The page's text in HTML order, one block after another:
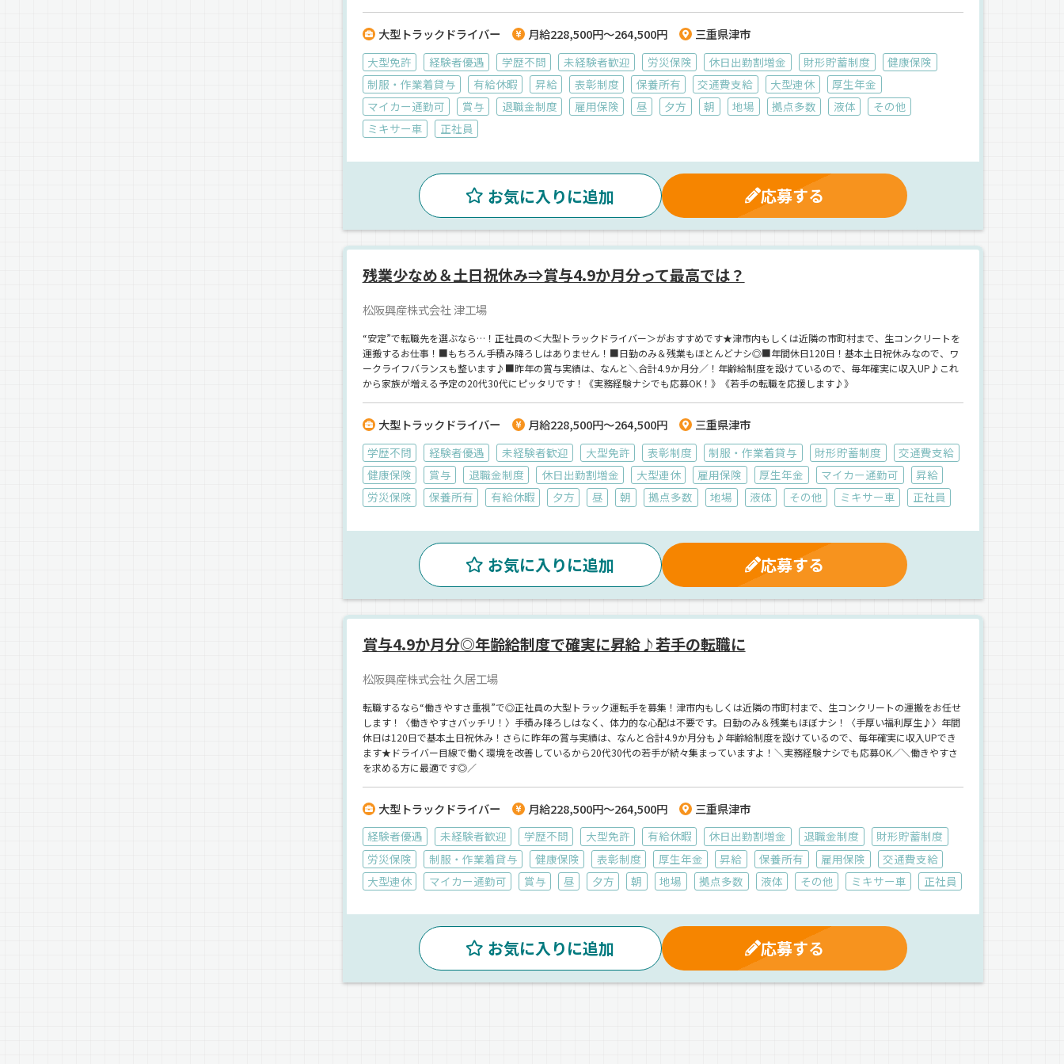
大型トラックドライバー 月給228,500円～264,500円 三重県津市
大型免許 経験者優遇 学歴不問 未経験者歓迎 労災保険 休日出勤割増金 財形貯蓄制度
健康保険
制服・作業着貸与
有給休暇 昇給 表彰制度 保養所有 交通費支給 大型連休
厚生年金
マイカー通勤可
賞与 退職金制度 雇用保険 昼 夕方 朝 地場 拠点多数 液体
その他
ミキサー車
正社員
お気に入りに追加 応募する
残業少なめ＆土日祝休み⇒賞与4.9か月分って最高では？
松阪興産株式会社 津工場
“安定”で転職先を選ぶなら…！正社員の＜大型トラックドライバー＞がおすすめです★津市内もしくは近隣の市町村まで、生コンクリートを
運搬するお仕事！■もちろん手積み降ろしはありません！■日勤のみ＆残業もほとんどナシ◎■年間休日120日！基本土日祝休みなので、ワ
ークライフバランスも整います♪■昨年の賞与実績は、なんと＼合計4.9か月分／！年齢給制度を設けているので、毎年確実に収入UP♪これ
から家族が増える予定の20代30代にピッタリです！《実務経験ナシでも応募OK！》《若手の転職を応援します♪》
大型トラックドライバー 月給228,500円～264,500円 三重県津市
学歴不問 経験者優遇 未経験者歓迎 大型免許 表彰制度 制服・作業着貸与 財形貯蓄制度
交通費支給
健康保険
賞与 退職金制度 休日出勤割増金 大型連休 雇用保険 厚生年金 マイカー通勤可
昇給
労災保険
保養所有 有給休暇 夕方 昼 朝 拠点多数 地場 液体 その他 ミキサー車 正社員
お気に入りに追加 応募する
賞与4.9か月分◎年齢給制度で確実に昇給♪若手の転職に
松阪興産株式会社 久居工場
転職するなら“働きやすさ重視”で◎正社員の大型トラック運転手を募集！津市内もしくは近隣の市町村まで、生コンクリートの運搬をお任せ
します！〈働きやすさバッチリ！〉手積み降ろしはなく、体力的な心配は不要です。日勤のみ＆残業もほぼナシ！〈手厚い福利厚生♪〉年間
休日は120日で基本土日祝休み！さらに昨年の賞与実績は、なんと合計4.9か月分も♪年齢給制度を設けているので、毎年確実に収入UPでき
ます★ドライバー目線で働く環境を改善しているから20代30代の若手が続々集まっていますよ！＼実務経験ナシでも応募OK／＼働きやすさ
を求める方に最適です◎／
大型トラックドライバー 月給228,500円～264,500円 三重県津市
経験者優遇 未経験者歓迎 学歴不問 大型免許 有給休暇 休日出勤割増金 退職金制度
財形貯蓄制度
労災保険
制服・作業着貸与 健康保険 表彰制度 厚生年金 昇給 保養所有 雇用保険
交通費支給
大型連休
マイカー通勤可 賞与 昼 夕方 朝 地場 拠点多数 液体 その他 ミキサー車 正社員
お気に入りに追加 応募する